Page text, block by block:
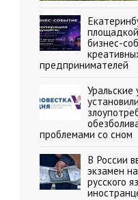
площадкой
бизнес-
предпринимателей
Уральские
проблемами со сном
В России
экзамен
русского